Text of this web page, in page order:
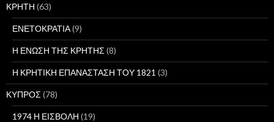
ΚΡΗΤΗ (63)
ΕΝΕΤΟΚΡΑΤΙΑ(9)
Η ΕΝΩΣΗ ΤΗΣ ΚΡΗΤΗΣ (8)
Η ΚΡΗΤΙΚΗ ΕΠΑΝΑΣΤΑΣΗ ΤΟΥ 1821 (3)
ΚΥΠΡΟΣ (78)
1974 Η ΕΙΣΒΟΛΗ (19)